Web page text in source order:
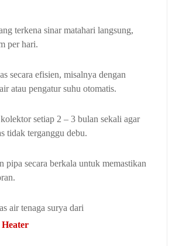
terkena sinar matahari langsung,
per hari.
secara efisien, misalnya dengan
atau pengatur suhu otomatis.
setiap 2 – 3 bulan sekali agar
tidak terganggu debu.
pipa secara berkala untuk memastikan
air tenaga surya dari